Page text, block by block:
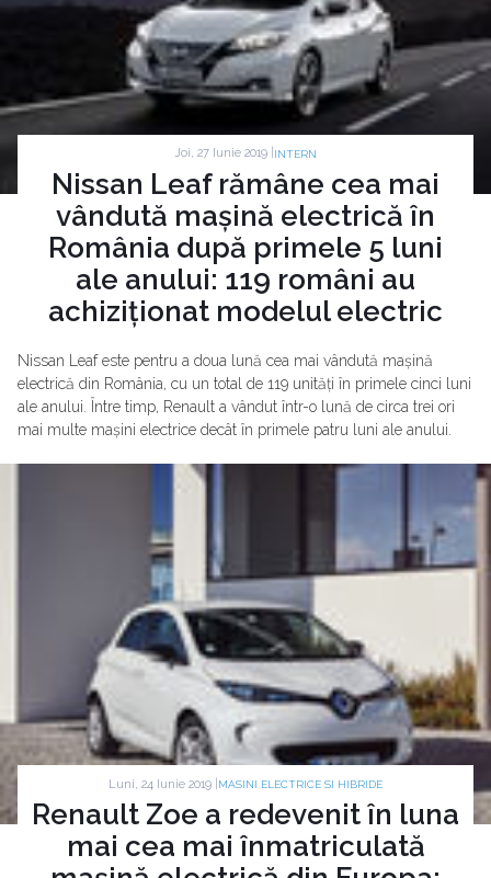
Joi, 27 Iunie 2019 | INTERN
Nissan Leaf rămâne cea mai
vândută mașină electrică în
România după primele 5 luni
ale anului: 119 români au
achiziționat modelul electric
Nissan Leaf este pentru a doua lună cea mai vândută mașină
electrică din România, cu un total de 119 unități în primele cinci luni
ale anului. Între timp, Renault a vândut într-o lună de circa trei ori
mai multe mașini electrice decât în primele patru luni ale anului.
Luni, 24 Iunie 2019 | MASINI ELECTRICE SI HIBRIDE
Renault Zoe a redevenit în luna
mai cea mai înmatriculată